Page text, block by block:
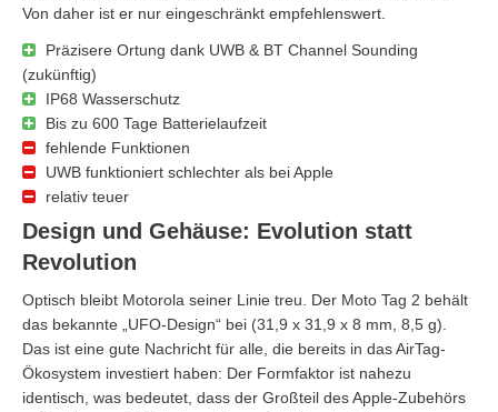
Von daher ist er nur eingeschränkt empfehlenswert.
Präzisere Ortung dank UWB & BT Channel Sounding
(zukünftig)
IP68 Wasserschutz
Bis zu 600 Tage Batterielaufzeit
fehlende Funktionen
UWB funktioniert schlechter als bei Apple
relativ teuer
Design und Gehäuse: Evolution statt
Revolution
Optisch bleibt Motorola seiner Linie treu. Der Moto Tag 2 behält
das bekannte „UFO-Design“ bei (31,9 x 31,9 x 8 mm, 8,5 g).
Das ist eine gute Nachricht für alle, die bereits in das AirTag-
Ökosystem investiert haben: Der Formfaktor ist nahezu
identisch, was bedeutet, dass der Großteil des Apple-Zubehörs